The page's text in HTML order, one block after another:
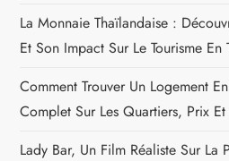
La Monnaie Thaïlandaise :
Et Son Impact Sur Le Tourisme En
Comment Trouver Un Logement
Complet Sur Les Quartiers, Prix
Lady Bar, Un Film Réaliste Sur La